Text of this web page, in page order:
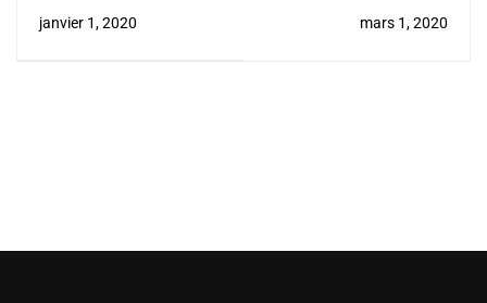
janvier 1, 2020 mars 1, 2020